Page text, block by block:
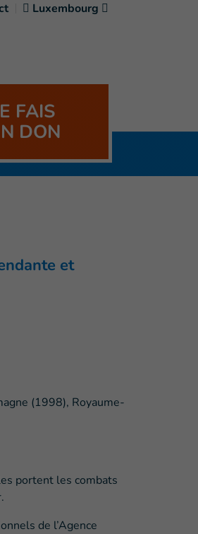
Luxembourg
FAIS
DON
et
(1998), Royaume-
portent les combats
de l’Agence